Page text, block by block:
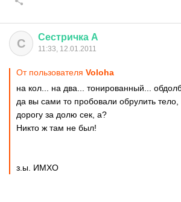
С Сестричка А
11:33, 12.01.2011
От пользователя Voloha
на кол... на два... тонированный...
да вы сами то пробовали обрулить
дорогу за долю сек, а?
Никто ж там не был!
з.ы. ИМХО